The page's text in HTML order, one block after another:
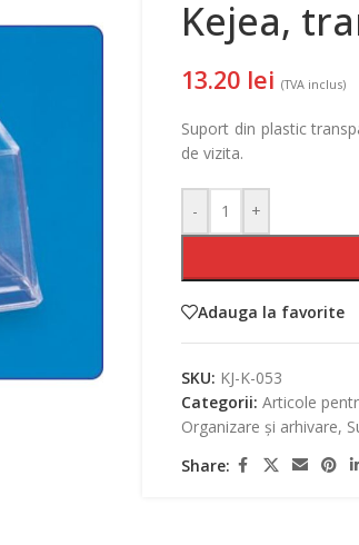
Kejea,
13.20 lei (TVA inclus)
Suport din plastic
de vizita.
- +
Adauga la favorite
SKU: KJ-K-053
Categorii: Articole
Organizare și arhivare,
Share: